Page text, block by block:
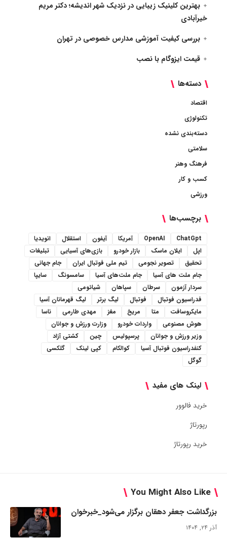
بهترین کلینیک زیبایی در نزدیک شهر اندیشه؛ دکتر مریم
خیرآبادی
بررسی کیفیت آموزشی مدارس خصوصی در تهران
قیمت ایزوگام با نصب
دسته‌ها
اقتصاد
تکنولوژی
دسته‌بندی نشده
سلامتی
فرهنگ وهنر
کسب و کار
ورزشی
برچسب‌ها
ChatGpt
OpenAI آمریکا آیفون استقلال
انویدیا
اپل
ایلان ماسک بازار خودرو بازی‌های آسیایی
تبلیغات
تحقیق
تصویر نجومی تیم ملی فوتبال ایران
جام جهانی
جام ملت های آسیا
جام ملت‌های آسیا سامسونگ
سایپا
سردار آزمون
سرطان سپاهان
شیائومی
فدراسیون فوتبال
فوتبال لیگ برتر
لیگ قهرمانان آسیا
مایکروسافت
متا مریخ مغز مهدی طارمی
ناسا
هوش مصنوعی
واردات خودرو
وزارت ورزش و جوانان
وزیر ورزش و جوانان
پرسپولیس چین
کشتی آزاد
کنفدراسیون فوتبال آسیا
کوالکام کپی لینک
گلکسی
گوگل
لینک های مفید
خرید فالوور
رپورتاژ
خرید رپورتاژ
You Might Also Like
بزرگداشت جعفر دهقان برگزار می‌شود_خبرخوان
آذر ۲۴, ۱۴۰۴